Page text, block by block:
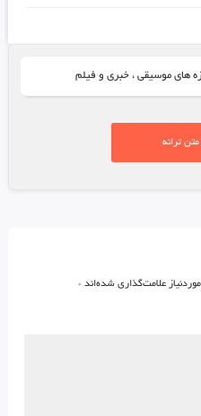
ترانه
علامت‌گذاری شده‌اند *